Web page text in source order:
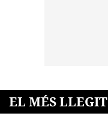
EL MÉS LLEGIT